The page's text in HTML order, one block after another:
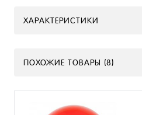
ХАРАКТЕРИСТИКИ
ПОХОЖИЕ ТОВАРЫ (8)